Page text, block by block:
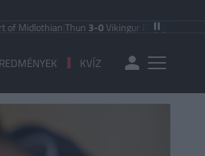
|Thun3-0Vikingur Reykjavik|PAOK
KVÍZ